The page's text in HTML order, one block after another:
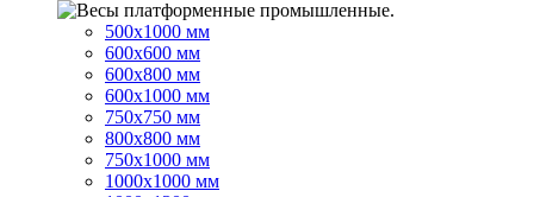
500x1000 мм
600x600 мм
600x800 мм
600x1000 мм
750x750 мм
800x800 мм
750x1000 мм
1000x1000 мм